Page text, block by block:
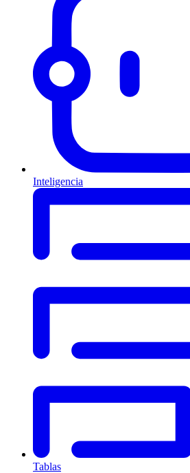
Inteligencia
Tablas